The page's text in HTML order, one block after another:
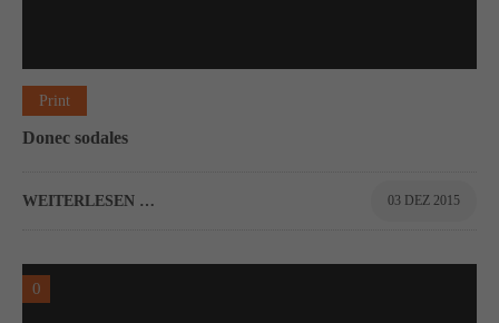
Print
Donec sodales
WEITERLESEN … 03 DEZ 2015
0